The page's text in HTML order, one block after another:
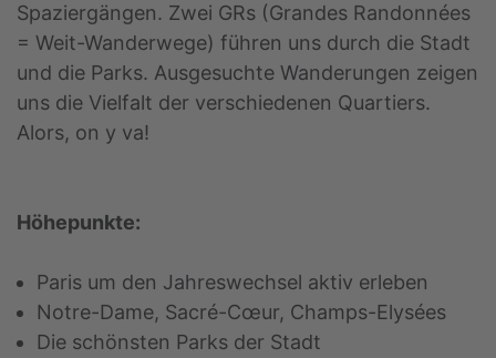
Spaziergängen. Zwei GRs (Grandes Randonnées
= Weit-Wanderwege) führen uns durch die Stadt
und die Parks. Ausgesuchte Wanderungen zeigen
uns die Vielfalt der verschiedenen Quartiers.
Alors, on y va!
Höhepunkte:
Paris um den Jahreswechsel aktiv erleben
Notre-Dame, Sacré-Cœur, Champs-Elysées
Die schönsten Parks der Stadt